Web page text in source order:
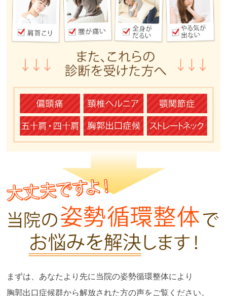
まずは、あなたより先に当院の姿勢循環整体により
胸郭出口症候群から解放された方の声をご覧ください。